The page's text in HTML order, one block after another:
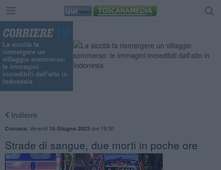
La siccità fa
riemergere un
villaggio sommerso:
le immagini
incredibili dall'alto in
Indonesia
Indietro
Cronaca Venerdì 16 Giugno 2023ore 19:30
Strade di sangue, due morti in poche ore